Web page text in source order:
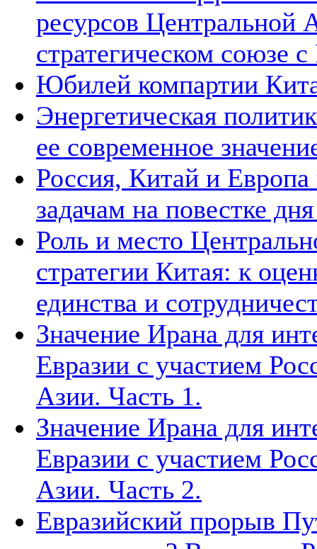
ресурсов Центральной
стратегическом союзе
Юбилей компартии
Энергетическая
ее современное
Россия, Китай и
задачам на повестке
Роль и место
стратегии Китая: к
единства и
Значение Ирана для
Евразии с участием
Азии. Часть 1.
Значение Ирана для
Евразии с участием
Азии. Часть 2.
Евразийский прорыв